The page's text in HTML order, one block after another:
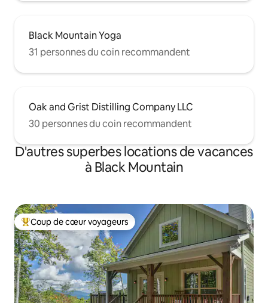
Black Mountain Yoga
31 personnes du coin recommandent
Oak and Grist Distilling Company LLC
30 personnes du coin recommandent
D'autres superbes locations de vacances
à Black Mountain
Coup de cœur voyageurs parmi les plus aimés
Coup de cœur voyageurs